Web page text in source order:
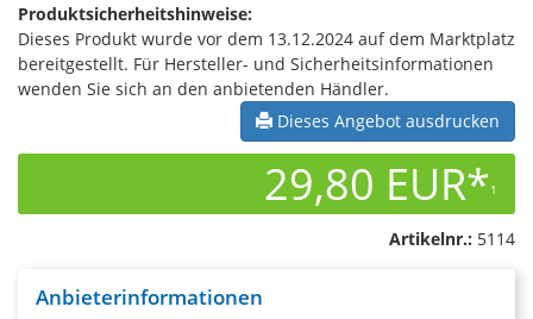
Produktsicherheitshinweise:
Dieses Produkt wurde vor dem 13.12.2024 auf dem Marktplatz
bereitgestellt. Für Hersteller- und Sicherheitsinformationen
wenden Sie sich an den anbietenden Händler.
Dieses Angebot ausdrucken
29,80 EUR*1
Artikelnr.: 5114
Anbieterinformationen